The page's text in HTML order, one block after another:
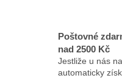
Poštovné
nad 2500 Kč
Jestliže u nás
automaticky